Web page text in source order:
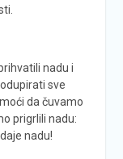
nadu i
sve
da čuvamo
prigrlili nadu:
nadu!